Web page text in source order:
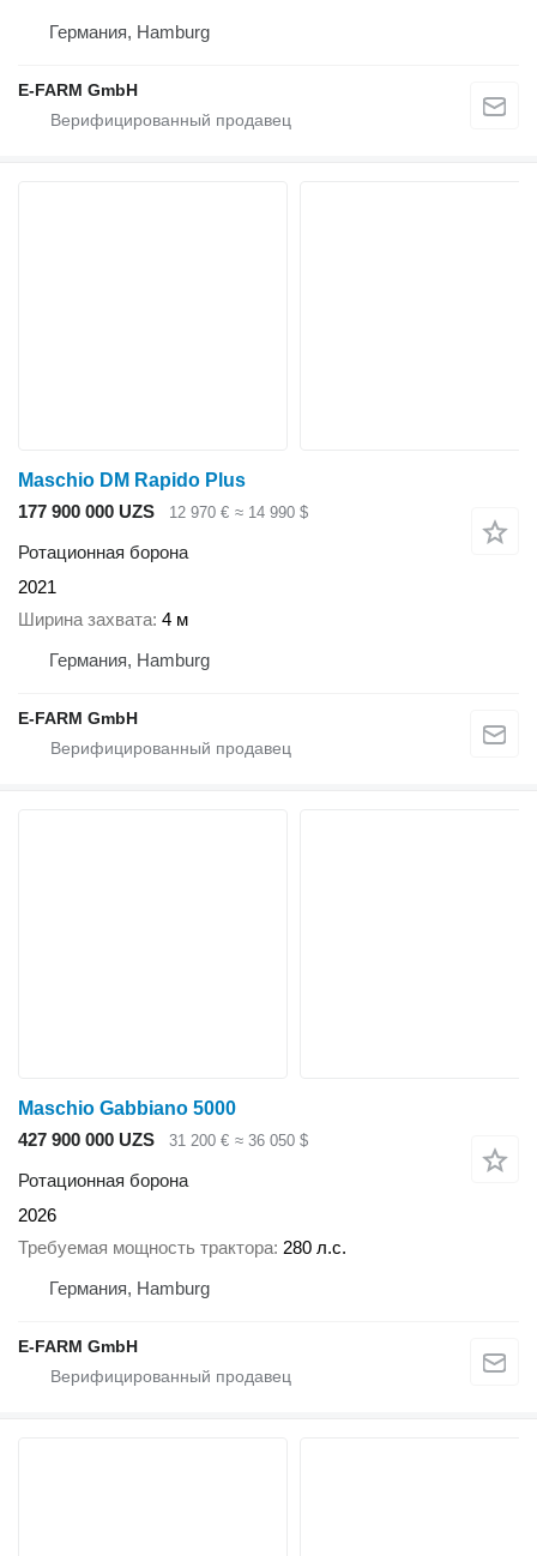
Германия, Hamburg
E-FARM GmbH
Maschio DM Rapido Plus
177 900 000 UZS
12 970 € ≈ 14 990 $
Ротационная борона
2021
Ширина захвата 4 м
Германия, Hamburg
E-FARM GmbH
Maschio Gabbiano 5000
427 900 000 UZS
31 200 € ≈ 36 050 $
Ротационная борона
2026
Требуемая мощность трактора 280 л.с.
Германия, Hamburg
E-FARM GmbH